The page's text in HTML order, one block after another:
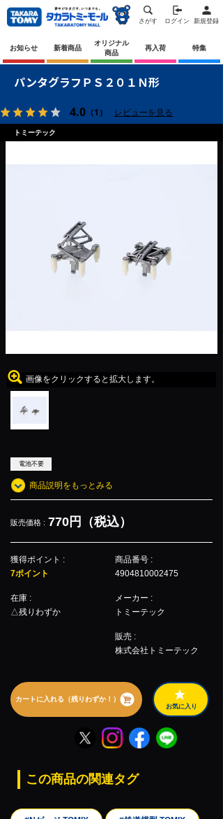
さがす ログイン 新規登録
お知らせ 新着商品
オリジナル
商品
再入荷 特集
パンタグラフＰＳ２０１Ｎ形
4.0 （1） レビューを見る
トミーテック
画像をクリックすると拡大します。
電池不要
商品説明をもっとみる
販売価格 : 770円（税込）
獲得ポイント :
7ポイント
在庫 :
△残りわずか
商品番号 :
4904810002475
メーカー :
トミーテック
販売 :
株式会社トミーテック
カートに入れる（残りわずか！）
お気に入り
この商品の関連タグ